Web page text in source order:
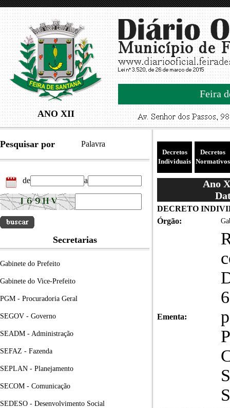
ANO XII
Feira
Pesquisar por Palavra
de a
Secretarias
Gabinete do Prefeito
Gabinete do Vice-Prefeito
PGM - Procuradoria Geral
SEGOV - Governo
SEADM - Administração
SEFAZ - Fazenda
SEPLAN - Planejamento
SECOM - Comunicação
SEDESO - Desenvolvimento Social
Decretos
Individuais
Decretos
Normativos
Ano
DECRETO
Órgão:
Ementa: